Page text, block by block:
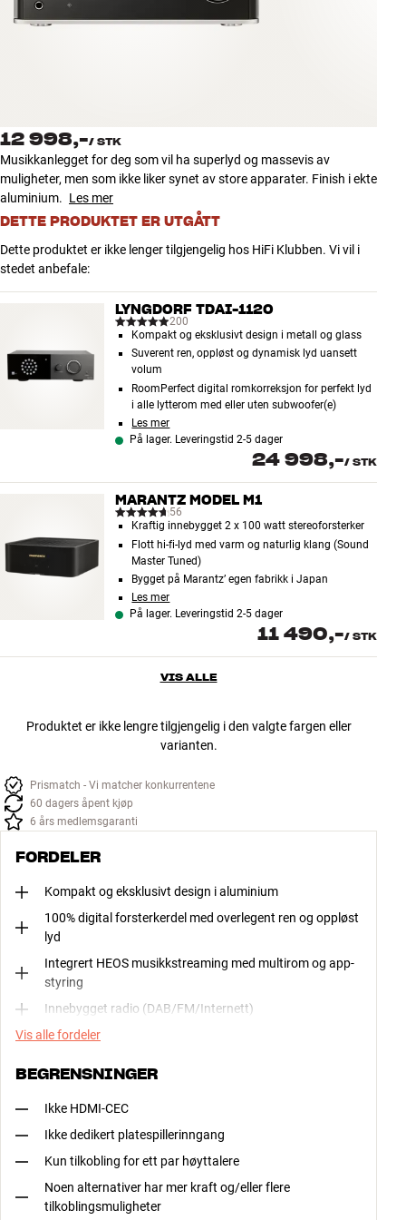
Tilbehør
NYHETER
TILBUD
Finn Butikk
Kundeservice
12 998,-/ STK
Musikkanlegget for deg som vil ha superlyd og massevis av
muligheter, men som ikke liker synet av store apparater. Finish i ekte
aluminium. Les mer
DETTE PRODUKTET ER UTGÅTT
Dette produktet er ikke lenger tilgjengelig hos HiFi Klubben. Vi vil i
stedet anbefale:
LYNGDORF TDAI-1120
200
Kompakt og eksklusivt design i metall og glass
Suverent ren, oppløst og dynamisk lyd uansett
volum
RoomPerfect digital romkorreksjon for perfekt lyd
i alle lytterom med eller uten subwoofer(e)
Les mer
På lager. Leveringstid 2-5 dager
24 998,-/ STK
MARANTZ MODEL M1
56
Kraftig innebygget 2 x 100 watt stereoforsterker
Flott hi-fi-lyd med varm og naturlig klang (Sound
Master Tuned)
Bygget på Marantz’ egen fabrikk i Japan
Les mer
På lager. Leveringstid 2-5 dager
11 490,-/ STK
VIS ALLE
Produktet er ikke lengre tilgjengelig i den valgte fargen eller
varianten.
Prismatch - Vi matcher konkurrentene
60 dagers åpent kjøp
6 års medlemsgaranti
FORDELER
Kompakt og eksklusivt design i aluminium
100% digital forsterkerdel med overlegent ren og oppløst
lyd
Integrert HEOS musikkstreaming med multirom og app-
styring
Innebygget radio (DAB/FM/Internett)
Vis alle fordeler
BEGRENSNINGER
Ikke HDMI-CEC
Ikke dedikert platespillerinngang
Kun tilkobling for ett par høyttalere
Noen alternativer har mer kraft og/eller flere
tilkoblingsmuligheter